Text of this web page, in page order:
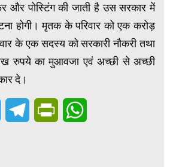
और पोस्टिंग की जाती है उस सरकार में
होगी। मृतक के परिवार को एक करोड़
के एक सदस्य को सरकारी नौकरी तथा
रुपये का मुआवजा एवं अच्छी से अच्छी
दे।
MessengerTelegramPrintFriendly